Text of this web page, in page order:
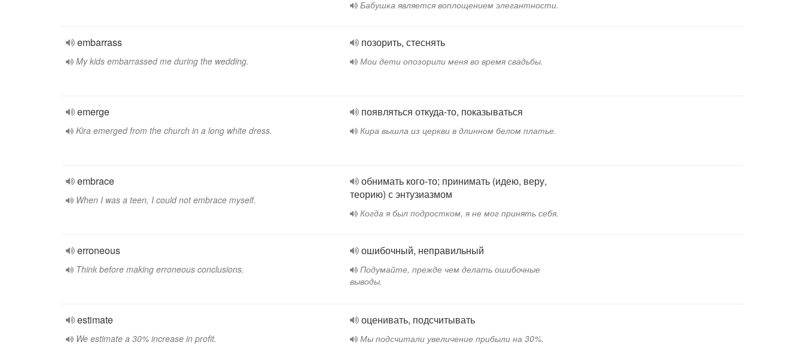
Бабушка является воплощением элегантности.
embarrass
My kids embarrassed me during the wedding.
позорить, стеснять
Мои дети опозорили меня во время свадьбы.
emerge
Kira emerged from the church in a long white dress.
появляться откуда-то, показываться
Кира вышла из церкви в длинном белом платье.
embrace
When I was a teen, I could not embrace myself.
обнимать кого-то; принимать (идею, веру,
теорию) с энтузиазмом
Когда я был подростком, я не мог принять себя.
erroneous
Think before making erroneous conclusions.
ошибочный, неправильный
Подумайте, прежде чем делать ошибочные
выводы.
estimate
We estimate a 30% increase in profit.
оценивать, подсчитывать
Мы подсчитали увеличение прибыли на 30%.